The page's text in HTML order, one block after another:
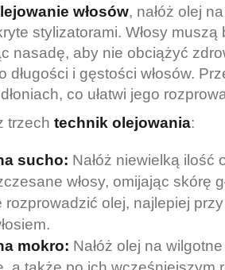
włosów, nałóż olej
stylizatorami. Włosy
nasadę, aby nie obciążyć
długości i gęstości włosów.
co ułatwi jego
trzech technik olejowania:
sucho: Nałóż niewielką ilość
włosy, omijając skórę
rozprowadzić olej, najlepiej
mokro: Nałóż olej na